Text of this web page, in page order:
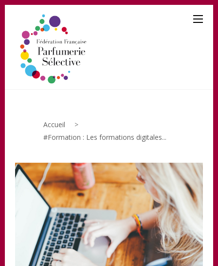
Accueil
>
#Formation : Les formations digitales...